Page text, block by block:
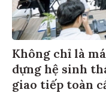
Không chỉ là
dựng hệ sinh
giao tiếp toàn